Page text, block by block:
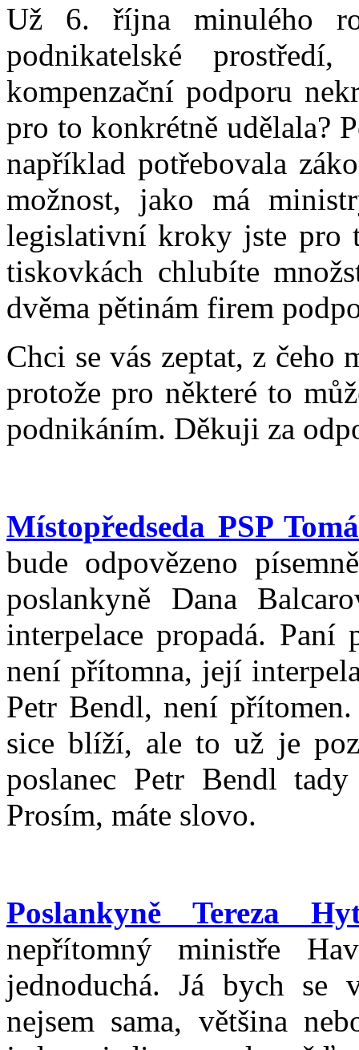
Už 6. října minulého
podnikatelské
kompenzační podporu
pro to konkrétně udělala?
například potřebovala
možnost, jako má
legislativní kroky jste pro
tiskovkách chlubíte
dvěma pětinám firem
Chci se vás zeptat, z čeho
protože pro některé to
podnikáním. Děkuji za
Místopředseda PSP
bude odpovězeno
poslankyně Dana
interpelace propadá. Paní
není přítomna, její
Petr Bendl, není
sice blíží, ale to už je
poslanec Petr Bendl
Prosím, máte slovo.
Poslankyně Tereza
nepřítomný ministře
jednoduchá. Já bych se
nejsem sama, většina